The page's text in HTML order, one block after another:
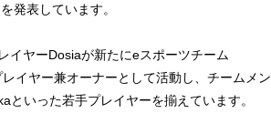
発表しています。
イヤーDosiaが新たにeスポーツチーム
イヤー兼オーナーとして活動し、チームメン
いった若手プレイヤーを揃えています。